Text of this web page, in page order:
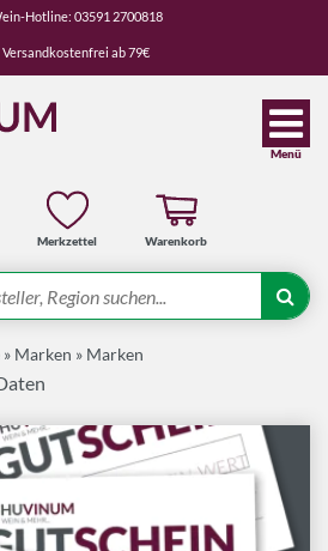
Hotline: 03591 2700818
Versandkostenfrei ab 79€
Merkzettel Warenkorb
Menü
Angebote
Wein-Pakete
Pakete
Weine
Spirituosen
» Marken » Marken